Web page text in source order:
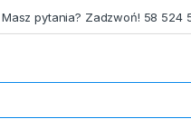
Masz pytania? Zadzwoń! 58 524